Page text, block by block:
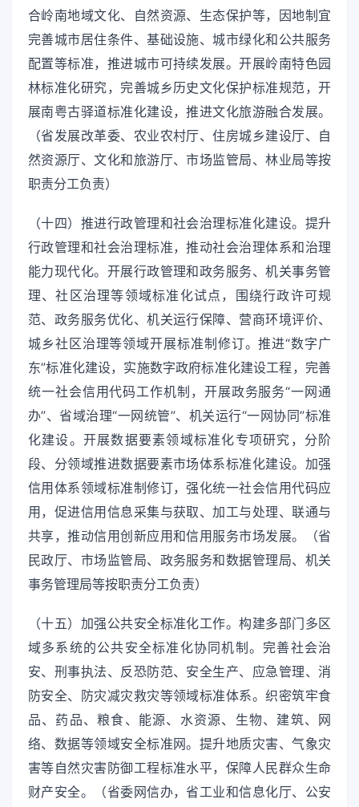
合岭南地域文化、自然资源、生态保护等，因地制宜
完善城市居住条件、基础设施、城市绿化和公共服务
配置等标准，推进城市可持续发展。开展岭南特色园
林标准化研究，完善城乡历史文化保护标准规范，开
展南粤古驿道标准化建设，推进文化旅游融合发展。
（省发展改革委、农业农村厅、住房城乡建设厅、自
然资源厅、文化和旅游厅、市场监管局、林业局等按
职责分工负责）
（十四）推进行政管理和社会治理标准化建设。提升
行政管理和社会治理标准，推动社会治理体系和治理
能力现代化。开展行政管理和政务服务、机关事务管
理、社区治理等领域标准化试点，围绕行政许可规
范、政务服务优化、机关运行保障、营商环境评价、
城乡社区治理等领域开展标准制修订。推进“数字广
东”标准化建设，实施数字政府标准化建设工程，完善
统一社会信用代码工作机制，开展政务服务“一网通
办”、省域治理“一网统管”、机关运行“一网协同”标准
化建设。开展数据要素领域标准化专项研究，分阶
段、分领域推进数据要素市场体系标准化建设。加强
信用体系领域标准制修订，强化统一社会信用代码应
用，促进信用信息采集与获取、加工与处理、联通与
共享，推动信用创新应用和信用服务市场发展。（省
民政厅、市场监管局、政务服务和数据管理局、机关
事务管理局等按职责分工负责）
（十五）加强公共安全标准化工作。构建多部门多区
域多系统的公共安全标准化协同机制。完善社会治
安、刑事执法、反恐防范、安全生产、应急管理、消
防安全、防灾减灾救灾等领域标准体系。织密筑牢食
品、药品、粮食、能源、水资源、生物、建筑、网
络、数据等领域安全标准网。提升地质灾害、气象灾
害等自然灾害防御工程标准水平，保障人民群众生命
财产安全。（省委网信办，省工业和信息化厅、公安